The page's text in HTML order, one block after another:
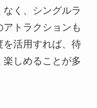
く、シングルラ
トラクションも
を活用すれば、待
しめることが多